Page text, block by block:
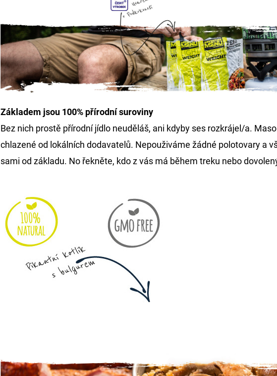
Základem jsou 100% přírodnísuroviny
Bez nich prostě přírodní jídlo neuděláš, ani kdyby ses rozkrájel/a.
chlazené od lokálních dodavatelů. Nepouživáme žádné polotovary a
sami od základu. No řekněte, kdo z vás má během treku nebo